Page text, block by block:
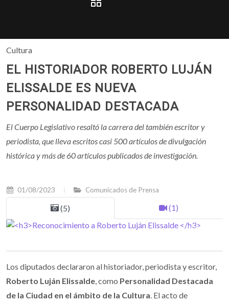
Cultura
EL HISTORIADOR ROBERTO LUJÁN
ELISSALDE ES NUEVA
PERSONALIDAD DESTACADA
El Cuerpo Legislativo resaltó la carrera del también escritor y
periodista, que lleva escritos casi 500 artículos de divulgación
histórica y más de 60 artículos publicados de investigación.
01/08/2023 Comunicados de Prensa
(5) (1)
Los diputados declararon al historiador, periodista y escritor,
Roberto Luján Elissalde, como Personalidad Destacada
de la Ciudad en el ámbito de la Cultura. El acto de